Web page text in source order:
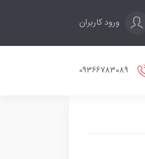
ورود کاربران